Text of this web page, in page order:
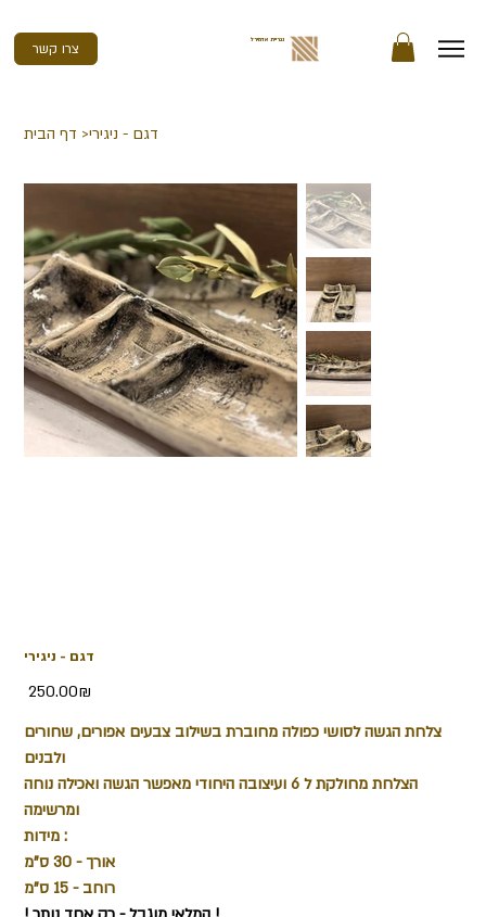
צרו קשר נגריית אדמירל
דף הבית >דגם - ניגירי
דגם - ניגירי
Price
‏250.00 ‏₪
צלחת הגשה לסושי כפולה מחוברת בשילוב צבעים אפורים, שחורים
ולבנים
הצלחת מחולקת ל 6 ועיצובה היחודי מאפשר הגשה ואכילה נוחה
מידות :
אורך - 30 ס"מ
רוחב - 15 ס"מ